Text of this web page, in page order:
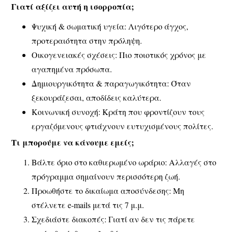
Γιατί αξίζει αυτή η ισορροπία;
Ψυχική & σωματική υγεία: Λιγότερο άγχος,
προτεραιότητα στην πρόληψη.
Οικογενειακές σχέσεις: Πιο ποιοτικός χρόνος με
αγαπημένα πρόσωπα.
Δημιουργικότητα & παραγωγικότητα: Όταν
ξεκουράζεσαι, αποδίδεις καλύτερα.
Κοινωνική συνοχή: Κράτη που φροντίζουν τους
εργαζόμενους φτιάχνουν ευτυχισμένους πολίτες.
Τι μπορούμε να κάνουμε εμείς;
Βάλτε όριο στο καθιερωμένο ωράριο: Αλλαγές στο
πρόγραμμα σημαίνουν περισσότερη ζωή.
Προωθήστε το δικαίωμα αποσύνδεσης: Μη
στέλνετε e‑mails μετά τις 7 μ.μ.
Σχεδιάστε διακοπές: Γιατί αν δεν τις πάρετε